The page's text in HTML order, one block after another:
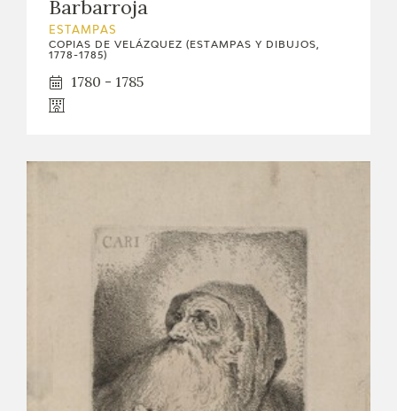
CATÁLOGO
GOYA EN EL MUNDO
PUBLICACIONES
TIENDA ONLINE
Barbarroja
ESTAMPAS
COPIAS DE VELÁZQUEZ (ESTAMPAS Y DIBUJOS,
1778-1785)
1780 - 1785